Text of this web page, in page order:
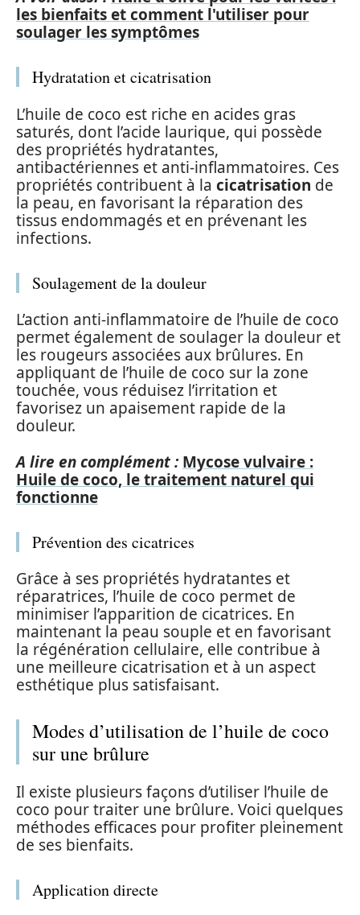
les bienfaits et comment l'utiliser pour
soulager les symptômes
Hydratation et cicatrisation
L’huile de coco est riche en acides gras
saturés, dont l’acide laurique, qui possède
des propriétés hydratantes,
antibactériennes et anti-inflammatoires. Ces
propriétés contribuent à la cicatrisation de
la peau, en favorisant la réparation des
tissus endommagés et en prévenant les
infections.
Soulagement de la douleur
L’action anti-inflammatoire de l’huile de coco
permet également de soulager la douleur et
les rougeurs associées aux brûlures. En
appliquant de l’huile de coco sur la zone
touchée, vous réduisez l’irritation et
favorisez un apaisement rapide de la
douleur.
A lire en complément : Mycose vulvaire :
Huile de coco, le traitement naturel qui
fonctionne
Prévention des cicatrices
Grâce à ses propriétés hydratantes et
réparatrices, l’huile de coco permet de
minimiser l’apparition de cicatrices. En
maintenant la peau souple et en favorisant
la régénération cellulaire, elle contribue à
une meilleure cicatrisation et à un aspect
esthétique plus satisfaisant.
Modes d’utilisation de l’huile de coco
sur une brûlure
Il existe plusieurs façons d’utiliser l’huile de
coco pour traiter une brûlure. Voici quelques
méthodes efficaces pour profiter pleinement
de ses bienfaits.
Application directe